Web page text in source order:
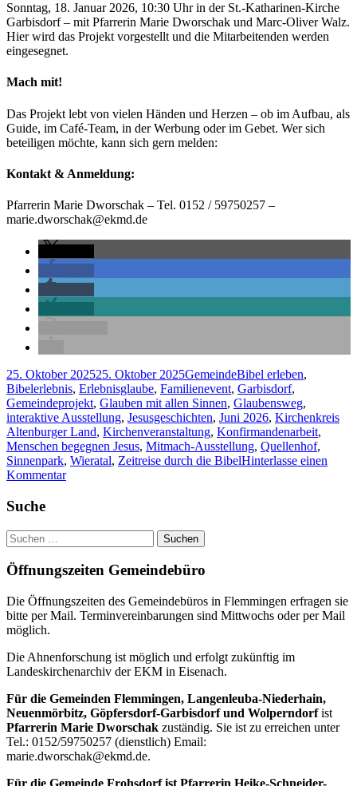
Sonntag, 18. Januar 2026, 10:30 Uhr in der St.-Katharinen-Kirche
Garbisdorf – mit Pfarrerin Marie Dworschak und Marc-Oliver Walz.
Hier wird das Projekt vorgestellt und die Mitarbeitenden werden
eingesegnet.
Mach mit!
Das Projekt lebt von vielen Händen und Herzen – ob im Aufbau, als
Guide, im Café-Team, in der Werbung oder im Gebet. Wer sich
beteiligen möchte, kann sich gern melden:
Kontakt & Anmeldung:
Pfarrerin Marie Dworschak – Tel. 0152 / 59750257 –
marie.dworschak@ekmd.de
Veröffentlicht
am
25. Oktober 202525. Oktober 2025Kategorien
GemeindeSchlagwörter
Bibel erleben,
Bibelerlebnis, Erlebnisglaube, Familienevent, Garbisdorf,
Gemeindeprojekt, Glauben mit allen Sinnen, Glaubensweg,
interaktive Ausstellung, Jesusgeschichten, Juni 2026, Kirchenkreis
Altenburger Land, Kirchenveranstaltung, Konfirmandenarbeit,
Menschen begegnen Jesus, Mitmach-Ausstellung, Quellenhof,
Sinnenpark, Wieratal, Zeitreise durch die BibelHinterlasse einen
Kommentarzu
Jesus“
kommt
Garbisdorf
Haupt-
Seitenleiste
Suche
Suchen
nach:
Öffnungszeiten Gemeindebüro
Die Öffnungszeiten des Gemeindebüros in Flemmingen erfragen sie
bitte per Mail. Terminvereinbarungen sind Mittwochs oder per Mail
möglich.
Die Ahnenforschung ist möglich und erfolgt zukünftig im
Landeskirchenarchiv der EKM in Eisenach.
Für die Gemeinden Flemmingen, Langenleuba-Niederhain,
Neuenmörbitz, Göpfersdorf-Garbisdorf und Wolperndorfist
Pfarrerin Marie Dworschak zuständig. Sie ist zu erreichen unter
Tel.: 0152/59750257 (dienstlich) Email:
marie.dworschak@ekmd.de.